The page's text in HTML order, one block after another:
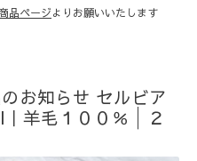
品ページよりお願いいたします
お知らせ セルビア
｜羊毛１００％│２